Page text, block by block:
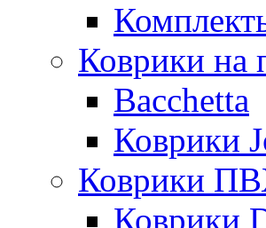
Коврики на
Bacchetta
Коврики
Коврики
Коврики